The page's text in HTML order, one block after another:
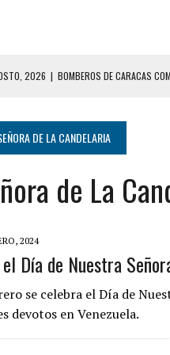
2026 | BOMBEROS DE CARACAS
ASESINARON DOS HOMBRES EL MISMO
CUERPO DE ‘LA SEÑORA DE LAS
MUERTE DE MODELO EN MONAGAS:
EN COLORADO POR ASESINATO DE
FUNCIONARIO DE LA PNB DURANTE
DE LA CANDELARIA
de La
2024
Día de Nuestra
se celebra el Día de
devotos en Venezuela.